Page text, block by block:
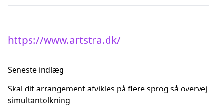
https://www.artstra.dk/
Seneste indlæg
Skal dit arrangement afvikles på flere sprog så overvej
simultantolkning